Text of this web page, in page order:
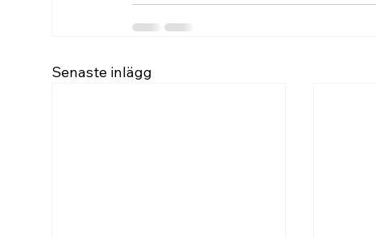
Senaste inlägg